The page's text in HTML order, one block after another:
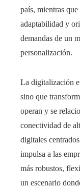
país, mientras
adaptabilidad y
demandas de un
personalización.
La digitalización
sino que
operan y se
conectividad de
digitales
impulsa a las
más robustos,
un escenario